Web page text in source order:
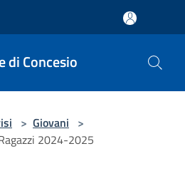
di Concesio
> Giovani >
2024-2025